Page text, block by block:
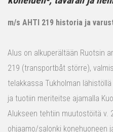
m/s AHTI 219 historia ja
Alus on alkuperältään Ruotsin
219 (transportbåt större),
telakkassa Tukholman
ja tuotiin meriteitse ajamalla
Alukseen tehtiin muutostöitä v.
ohjaamo/salonki konehuoneen